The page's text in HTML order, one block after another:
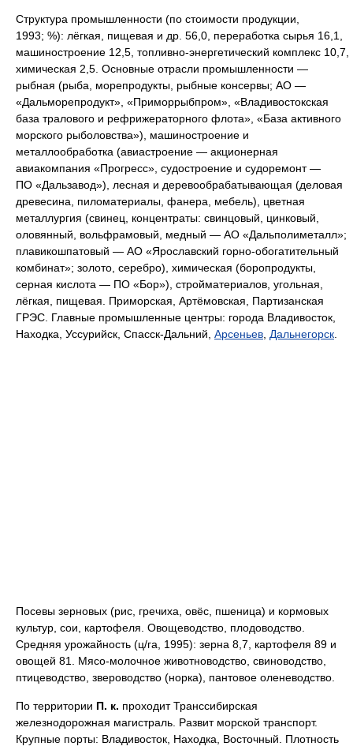
Структура промышленности (по стоимости продукции,
1993; %): лёгкая, пищевая и др. 56,0, переработка сырья 16,1,
машиностроение 12,5, топливно-энергетический комплекс 10,7,
химическая 2,5. Основные отрасли промышленности —
рыбная (рыба, морепродукты, рыбные консервы; АО —
«Дальморепродукт», «Приморрыбпром», «Владивостокская
база тралового и рефрижераторного флота», «База активного
морского рыболовства»), машиностроение и
металлообработка (авиастроение — акционерная
авиакомпания «Прогресс», судостроение и судоремонт —
ПО «Дальзавод»), лесная и деревообрабатывающая (деловая
древесина, пиломатериалы, фанера, мебель), цветная
металлургия (свинец, концентраты: свинцовый, цинковый,
оловянный, вольфрамовый, медный — АО «Дальполиметалл»;
плавикошпатовый — АО «Ярославский горно-обогатительный
комбинат»; золото, серебро), химическая (боропродукты,
серная кислота — ПО «Бор»), стройматериалов, угольная,
лёгкая, пищевая. Приморская, Артёмовская, Партизанская
ГРЭС. Главные промышленные центры: города Владивосток,
Находка, Уссурийск, Спасск-Дальний, Арсеньев, Дальнегорск.
Посевы зерновых (рис, гречиха, овёс, пшеница) и кормовых
культур, сои, картофеля. Овощеводство, плодоводство.
Средняя урожайность (ц/га, 1995): зерна 8,7, картофеля 89 и
овощей 81. Мясо-молочное животноводство, свиноводство,
птицеводство, звероводство (норка), пантовое оленеводство.
По территории П. к. проходит Транссибирская
железнодорожная магистраль. Развит морской транспорт.
Крупные порты: Владивосток, Находка, Восточный. Плотность